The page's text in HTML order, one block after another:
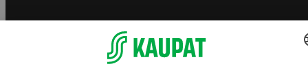
S-ryhmän palvelut